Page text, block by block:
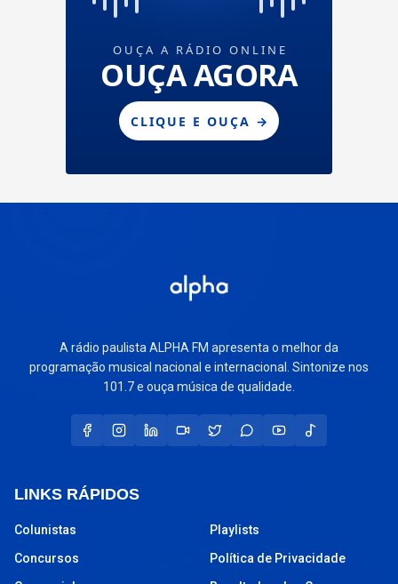
A rádio paulista ALPHA FM apresenta o melhor da
programação musical nacional e internacional. Sintonize nos
101.7 e ouça música de qualidade.
LINKS RÁPIDOS
Colunistas
Concursos
Playlists
Política de Privacidade